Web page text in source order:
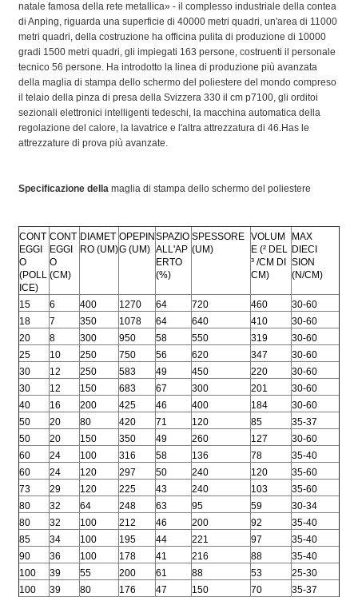
natale famosa della rete metallica» - il complesso industriale della contea
di Anping, riguarda una superficie di 40000 metri quadri, un'area di 11000
metri quadri, della costruzione ha officina pulita di produzione di 10000
gradi 1500 metri quadri, gli impiegati 163 persone, costruenti il personale
tecnico 56 persone. Ha introdotto la linea di produzione più avanzata
della maglia di stampa dello schermo del poliestere del mondo compreso
il telaio della pinza di presa della Svizzera 330 il cm p7100, gli orditoi
sezionali elettronici intelligenti tedeschi, la macchina automatica della
regolazione del calore, la lavatrice e l'altra attrezzatura di 46.Has le
attrezzature di prova più avanzate.
Specificazione della maglia di stampa dello schermo del poliestere
CONT
EGGI
O
(POLL
ICE)
CONT
EGGI
O
(CM)
DIAMET
RO (UM)
OPEPIN
G (UM)
SPAZIO
ALL'AP
ERTO
(%)
SPESSORE
(UM)
VOLUM
E (² DEL
³ /CM DI
CM)
MAX
DIECI
SION
(N/CM)
15 6 400 1270 64 720 460
30-60
18
7 350 1078 64 640 410
30-60
20
8 300 950 58 550 319
30-60
25
10 250 750 56 620 347
30-60
30
12 250 583 49 450 220
30-60
30
12 150 683 67 300 201
30-60
40
16 200 425 46 400 184
30-60
50
20 80 420 71 120 85
35-37
50
20 150 350 49 260 127
30-60
60
24 100 316 58 136 78
35-40
60
24 120 297 50 240 120
35-60
73
29 120 225 43 240 103
35-60
80
32 64 248 63 95 59
30-34
80
32 100 212 46 200 92
35-40
85
34 100 195 44 221 97
35-40
90
36 100 178 41 216 88
35-40
100
39 55 200 61 88 53
25-30
100
39 80 176 47 150 70
35-37